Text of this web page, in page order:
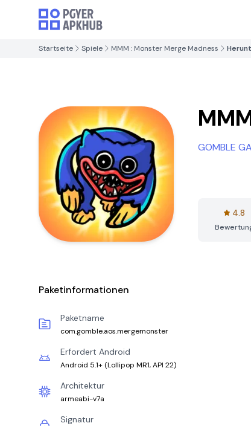
Startseite Spiele MMM : Monster Merge Madness
GOMBLE
4.8
Paketinformationen
Paketname
com.gomble.aos.mergemonster
Erfordert Android
Android 5.1+ (Lollipop MR1, API 22)
Architektur
armeabi-v7a
Signatur